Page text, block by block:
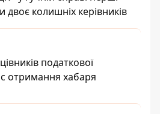
двоє колишніх керівників
податкової
отримання хабаря